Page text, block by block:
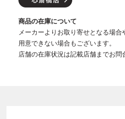
商品の在庫について
メーカーよりお取り寄せとなる場
用意できない場合もございます。
店舗の在庫状況は記載店舗までお問